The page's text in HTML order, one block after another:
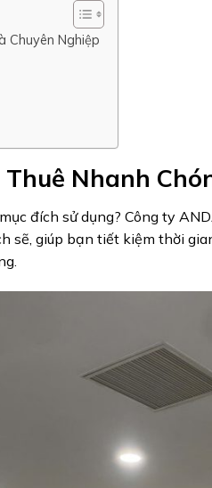
Chuyên Nghiệp
Nhanh
đích sử dụng? Công ty
sẽ, giúp bạn tiết kiệm thời